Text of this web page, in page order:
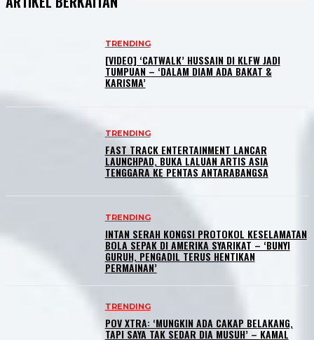
TRENDING
[VIDEO] ‘CATWALK’ HUSSAIN DI KLFW JADI
TUMPUAN – ‘DALAM DIAM ADA BAKAT &
KARISMA’
TRENDING
FAST TRACK ENTERTAINMENT LANCAR
LAUNCHPAD, BUKA LALUAN ARTIS ASIA
TENGGARA KE PENTAS ANTARABANGSA
TRENDING
INTAN SERAH KONGSI PROTOKOL KESELAMATAN
BOLA SEPAK DI AMERIKA SYARIKAT – ‘BUNYI
GURUH, PENGADIL TERUS HENTIKAN
PERMAINAN’
TRENDING
POV XTRA: ‘MUNGKIN ADA CAKAP BELAKANG,
TAPI SAYA TAK SEDAR DIA MUSUH’ – KAMAL